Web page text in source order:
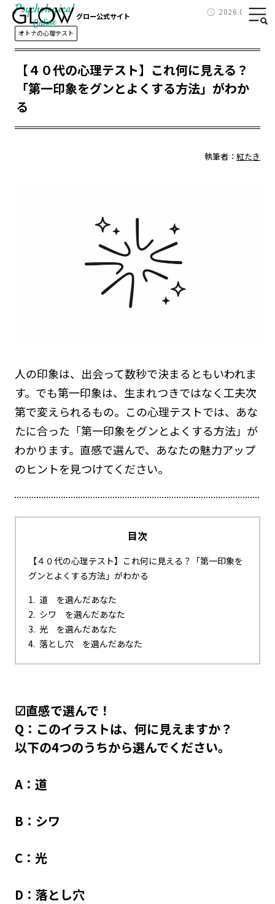
グロー公式サイト 2026.04.12
Psychological
オトナの心理テスト
【４０代の心理テスト】これ何に見える？
「第一印象をグンとよくする方法」がわか
る
執筆者：紅たき
人の印象は、出会って数秒で決まるともいわれま
す。でも第一印象は、生まれつきではなく工夫次
第で変えられるもの。この心理テストでは、あな
たに合った「第一印象をグンとよくする方法」が
わかります。直感で選んで、あなたの魅力アップ
のヒントを見つけてください。
目次
【４０代の心理テスト】これ何に見える？「第一印象を
グンとよくする方法」がわかる
道 を選んだあなた
シワ を選んだあなた
光 を選んだあなた
落とし穴 を選んだあなた
☑直感で選んで！
Q：このイラストは、何に見えますか？
以下の4つのうちから選んでください。
A：道
B：シワ
C：光
D：落とし穴